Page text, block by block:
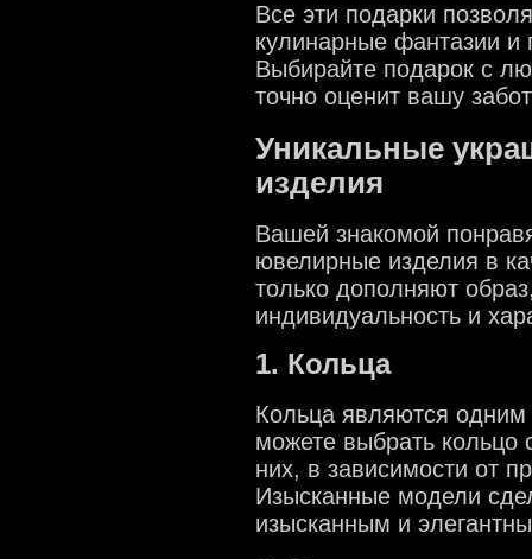
Все эти подарки
кулинарные фантазии и
Выбирайте подарок с
точно оценит вашу
Уникальные
изделия
Вашей знакомой
ювелирные изделия в
только дополняют
индивидуальность и
1. Кольца
Кольца являются
можете выбрать
них, в зависимости от
Изысканные модели
изысканным и